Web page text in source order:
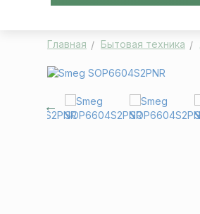
Главная Бытовая техника